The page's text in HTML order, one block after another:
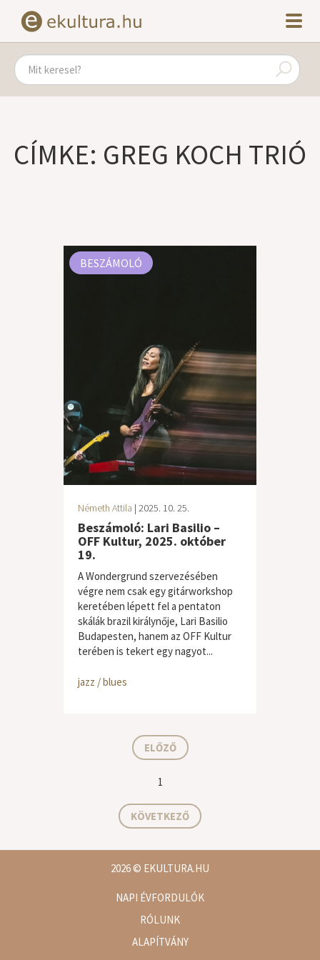
CÍMKE: GREG KOCH TRIÓ
BESZÁMOLÓ
Németh Attila | 2025. 10. 25.
Beszámoló: Lari Basilio –
OFF Kultur, 2025. október
19.
A Wondergrund szervezésében
végre nem csak egy gitárworkshop
keretében lépett fel a pentaton
skálák brazil királynője, Lari Basilio
Budapesten, hanem az OFF Kultur
terében is tekert egy nagyot...
jazz / blues
ELŐZŐ
1
KÖVETKEZŐ
2026© EKULTURA.HU
NAPI ÉVFORDULÓK
RÓLUNK
ALAPÍTVÁNY